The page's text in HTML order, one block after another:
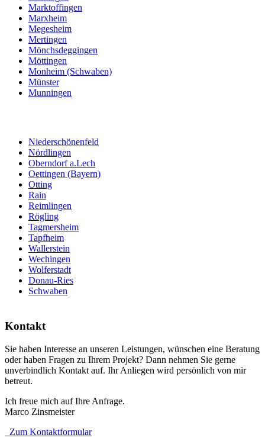
Marktoffingen
Marxheim
Megesheim
Mertingen
Mönchsdeggingen
Möttingen
Monheim (Schwaben)
Münster
Munningen
Niederschönenfeld
Nördlingen
Oberndorf a.Lech
Oettingen (Bayern)
Otting
Rain
Reimlingen
Rögling
Tagmersheim
Tapfheim
Wallerstein
Wechingen
Wolferstadt
Donau-Ries
Schwaben
Kontakt
Sie haben Interesse an unseren Leistungen, wünschen eine Beratung
oder haben Fragen zu Ihrem Projekt? Dann nehmen Sie gerne
unverbindlich Kontakt auf. Ihr Anliegen wird persönlich von mir
betreut.
Ich freue mich auf Ihre Anfrage.
Marco Zinsmeister
Zum Kontaktformular